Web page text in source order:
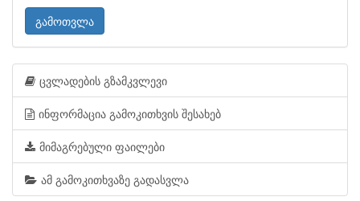
გამოთვლა
ცვლადების გზამკვლევი
ინფორმაცია გამოკითხვის შესახებ
მიმაგრებული ფაილები
ამ გამოკითხვაზე გადასვლა